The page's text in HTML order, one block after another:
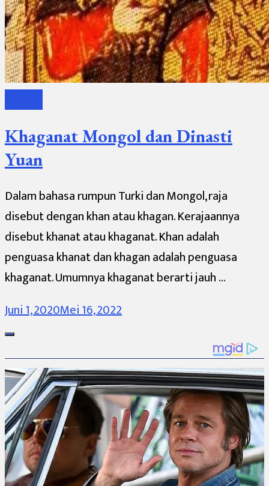
Khaganat Mongol dan Dinasti
Yuan
Dalam bahasa rumpun Turki dan Mongol, raja
disebut dengan khan atau khagan. Kerajaannya
disebut khanat atau khaganat. Khan adalah
penguasa khanat dan khagan adalah penguasa
khaganat. Umumnya khaganat berarti jauh …
Juni 1, 2020Mei 16, 2022